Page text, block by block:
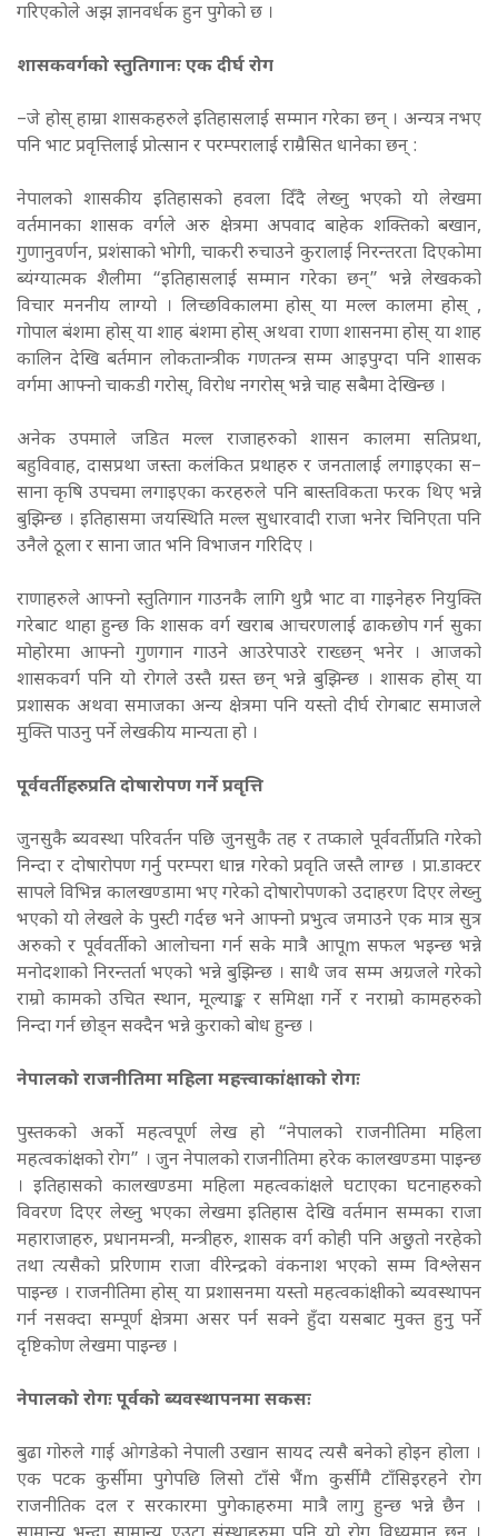
गरिएकोले अझ ज्ञानवर्धक हुन पुगेको छ ।
शासकवर्गको स्तुतिगानः एक दीर्घ रोग
–जे होस् हाम्रा शासकहरुले इतिहासलाई सम्मान गरेका छन् । अन्यत्र नभए
पनि भाट प्रवृत्तिलाई प्रोत्सान र परम्परालाई राम्रैसित धानेका छन् :
नेपालको शासकीय इतिहासको हवला दिँदै लेख्नु भएको यो लेखमा
वर्तमानका शासक वर्गले अरु क्षेत्रमा अपवाद बाहेक शक्तिको बखान,
गुणानुवर्णन, प्रशंसाको भोगी, चाकरी रुचाउने कुरालाई निरन्तरता दिएकोमा
ब्यंग्यात्मक शैलीमा “इतिहासलाई सम्मान गरेका छन्” भन्ने लेखकको
विचार मननीय लाग्यो । लिच्छविकालमा होस् या मल्ल कालमा होस् ,
गोपाल बंशमा होस् या शाह बंशमा होस् अथवा राणा शासनमा होस् या शाह
कालिन देखि बर्तमान लोकतान्त्रीक गणतन्त्र सम्म आइपुग्दा पनि शासक
वर्गमा आफ्नो चाकडी गरोस्, विरोध नगरोस् भन्ने चाह सबैमा देखिन्छ ।
अनेक उपमाले जडित मल्ल राजाहरुको शासन कालमा सतिप्रथा,
बहुविवाह, दासप्रथा जस्ता कलंकित प्रथाहरु र जनतालाई लगाइएका स–
साना कृषि उपचमा लगाइएका करहरुले पनि बास्तविकता फरक थिए भन्ने
बुझिन्छ । इतिहासमा जयस्थिति मल्ल सुधारवादी राजा भनेर चिनिएता पनि
उनैले ठूला र साना जात भनि विभाजन गरिदिए ।
राणाहरुले आफ्नो स्तुतिगान गाउनकै लागि थुप्रै भाट वा गाइनेहरु नियुक्ति
गरेबाट थाहा हुन्छ कि शासक वर्ग खराब आचरणलाई ढाकछोप गर्न सुका
मोहोरमा आफ्नो गुणगान गाउने आउरेपाउरे राख्छन् भनेर । आजको
शासकवर्ग पनि यो रोगले उस्तै ग्रस्त छन् भन्ने बुझिन्छ । शासक होस् या
प्रशासक अथवा समाजका अन्य क्षेत्रमा पनि यस्तो दीर्घ रोगबाट समाजले
मुक्ति पाउनु पर्ने लेखकीय मान्यता हो ।
पूर्ववर्तीहरुप्रति दोषारोपण गर्ने प्रवृत्ति
जुनसुकै ब्यवस्था परिवर्तन पछि जुनसुकै तह र तप्काले पूर्ववर्तीप्रति गरेको
निन्दा र दोषारोपण गर्नु परम्परा धान्न गरेको प्रवृति जस्तै लाग्छ । प्रा.डाक्टर
सापले विभिन्न कालखण्डामा भए गरेको दोषारोपणको उदाहरण दिएर लेख्नु
भएको यो लेखले के पुस्टी गर्दछ भने आफ्नो प्रभुत्व जमाउने एक मात्र सुत्र
अरुको र पूर्ववर्तीको आलोचना गर्न सके मात्रै आपूm सफल भइन्छ भन्ने
मनोदशाको निरन्तर्ता भएको भन्ने बुझिन्छ । साथै जव सम्म अग्रजले गरेको
राम्रो कामको उचित स्थान, मूल्याङ्क र समिक्षा गर्ने र नराम्रो कामहरुको
निन्दा गर्न छोड्न सक्दैन भन्ने कुराको बोध हुन्छ ।
नेपालको राजनीतिमा महिला महत्त्वाकांक्षाको रोगः
पुस्तकको अर्को महत्वपूर्ण लेख हो “नेपालको राजनीतिमा महिला
महत्वकांक्षको रोग” । जुन नेपालको राजनीतिमा हरेक कालखण्डमा पाइन्छ
। इतिहासको कालखण्डमा महिला महत्वकांक्षले घटाएका घटनाहरुको
विवरण दिएर लेख्नु भएका लेखमा इतिहास देखि वर्तमान सम्मका राजा
महाराजाहरु, प्रधानमन्त्री, मन्त्रीहरु, शासक वर्ग कोही पनि अछुतो नरहेको
तथा त्यसैको प्ररिणाम राजा वीरेन्द्रको वंकनाश भएको सम्म विश्लेसन
पाइन्छ । राजनीतिमा होस् या प्रशासनमा यस्तो महत्वकांक्षीको ब्यवस्थापन
गर्न नसक्दा सम्पूर्ण क्षेत्रमा असर पर्न सक्ने हुँदा यसबाट मुक्त हुनु पर्ने
दृष्टिकोण लेखमा पाइन्छ ।
नेपालको रोगः पूर्वको ब्यवस्थापनमा सकसः
बुढा गोरुले गाई ओगडेको नेपाली उखान सायद त्यसै बनेको होइन होला ।
एक पटक कुर्सीमा पुगेपछि लिसो टाँसे भैंm कुर्सीमै टाँसिइरहने रोग
राजनीतिक दल र सरकारमा पुगेकाहरुमा मात्रै लागु हुन्छ भन्ने छैन ।